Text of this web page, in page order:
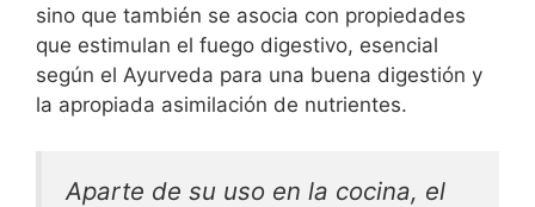
sino que también se asocia con propiedades
que estimulan el fuego digestivo, esencial
según el Ayurveda para una buena digestión y
la apropiada asimilación de nutrientes.
Aparte de su uso en la cocina, el